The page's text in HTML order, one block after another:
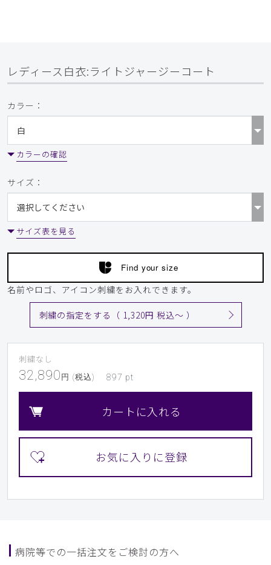
レディース白衣:ライトジャージーコート
カラー：
カラーの確認
サイズ：
サイズ表を見る
Find your size
名前やロゴ、アイコン刺繍をお入れできます。
刺繍の指定をする（ 1,320円 税込〜 ）
刺繍なし
32,890 円 (税込) 897 pt
カートに入れる
病院等での一括注文をご検討の方へ